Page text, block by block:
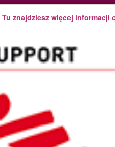
Tu znajdziesz więcej informacji